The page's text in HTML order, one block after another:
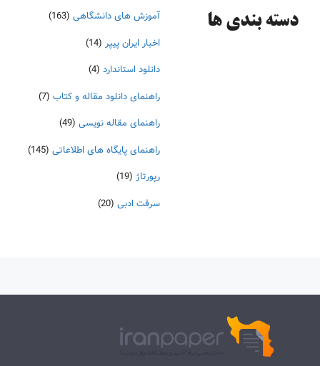
دسته‌ بندی ها آموزش های دانشگاهی (163)
اخبار ایران پیپر (14)
دانلود استاندارد (4)
راهنمای دانلود مقاله و کتاب (7)
راهنمای مقاله نویسی (49)
راهنمای پایگاه های اطلاعاتی (145)
رپورتاژ (19)
سرقت ادبی (20)